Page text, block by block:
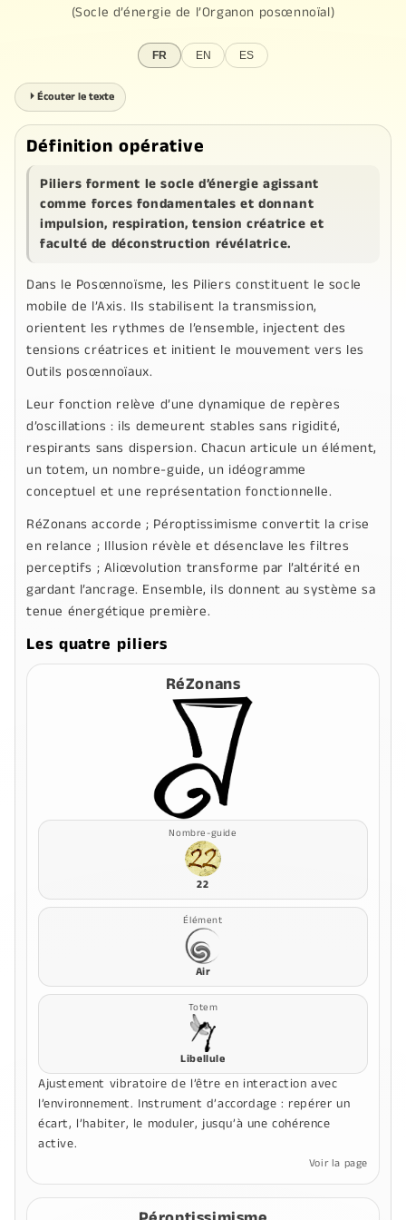
(Socle d’énergie de l’Organon posœnnoïal)
FR EN ES
⏵Écouter le texte
Définition opérative
Piliers forment le socle d’énergie agissant
comme forces fondamentales et donnant
impulsion, respiration, tension créatrice et
faculté de déconstruction révélatrice.
Dans le Posœnnoïsme, les Piliers constituent le socle
mobile de l’Axis. Ils stabilisent la transmission,
orientent les rythmes de l’ensemble, injectent des
tensions créatrices et initient le mouvement vers les
Outils posœnnoïaux.
Leur fonction relève d’une dynamique de repères
d’oscillations : ils demeurent stables sans rigidité,
respirants sans dispersion. Chacun articule un élément,
un totem, un nombre-guide, un idéogramme
conceptuel et une représentation fonctionnelle.
RéZonans accorde ; Péroptissimisme convertit la crise
en relance ; Illusion révèle et désenclave les filtres
perceptifs ; Aliœvolution transforme par l’altérité en
gardant l’ancrage. Ensemble, ils donnent au système sa
tenue énergétique première.
Les quatre piliers
RéZonans
Nombre-guide
22
Élément
Air
Totem
Libellule
Ajustement vibratoire de l’être en interaction avec
l’environnement. Instrument d’accordage : repérer un
écart, l’habiter, le moduler, jusqu’à une cohérence
active.
Voir la page